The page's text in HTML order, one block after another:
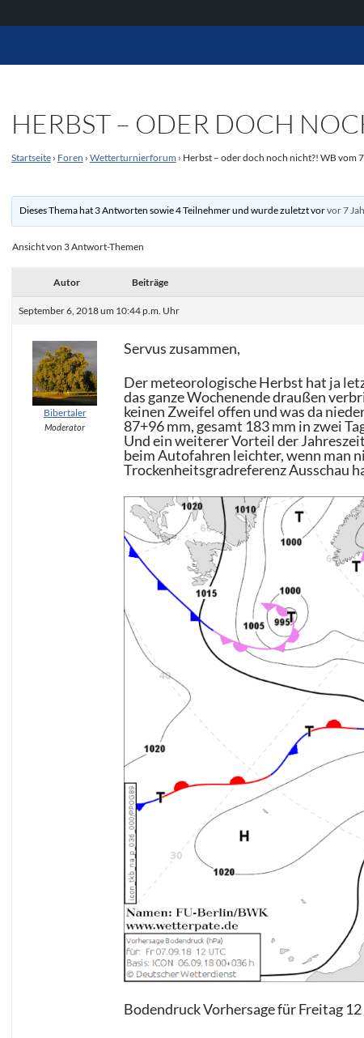
HERBST – ODER DOCH
Startseite › Foren › Wetterturnierforum › Herbst – oder doch noch nicht?! WB vom
Dieses Thema hat 3 Antworten sowie 4 Teilnehmer und wurde zuletzt vorvor 7
Ansicht von 3 Antwort-Themen
Autor Beiträge
September 6, 2018 um 10:44 p.m. Uhr
Bibertaler
Moderator
Servus zusammen,
Der meteorologische Herbst hat ja
das ganze Wochenende draußen
keinen Zweifel offen und was da
87+96 mm, gesamt 183 mm in zwei
Und ein weiterer Vorteil der
beim Autofahren leichter, wenn man
Trockenheitsgradreferenz Ausschau
Bodendruck Vorhersage für Freitag